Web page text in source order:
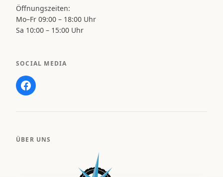
Öffnungszeiten:
Mo–Fr 09:00 – 18:00 Uhr
Sa 10:00 – 15:00 Uhr
SOCIAL MEDIA
ÜBER UNS